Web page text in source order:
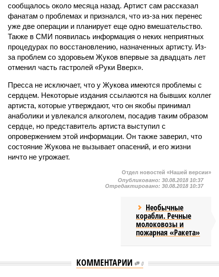
сообщалось около месяца назад. Артист сам рассказал
фанатам о проблемах и признался, что из-за них перенес
уже две операции и планирует еще одно вмешательство.
Также в СМИ появилась информация о неких неприятных
процедурах по восстановлению, назначенных артисту. Из-
за проблем со здоровьем Жуков впервые за двадцать лет
отменил часть гастролей «Руки Вверх».
Пресса не исключает, что у Жукова имеются проблемы с
сердцем. Некоторые издания ссылаются на бывших коллег
артиста, которые утверждают, что он якобы принимал
анаболики и увлекался алкоголем, посадив таким образом
сердце, но представитель артиста выступил с
опровержением этой информации. Он также заверил, что
состояние Жукова не вызывает опасений, и его жизни
ничто не угрожает.
Отдел новостей «Нашей версии»
Опубликовано: 30.08.2018 10:37
Отредактировано: 30.08.2018 10:37
Необычные
корабли. Речные
молоковозы и
пожарная «Ракета»
КОММЕНТАРИИ 0